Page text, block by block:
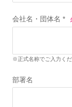
会社名・団体名 *
※正式名称でご入力く
部署名